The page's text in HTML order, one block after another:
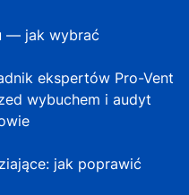
— jak wybrać
ekspertów Pro-Vent
wybuchem i audyt
jak poprawić